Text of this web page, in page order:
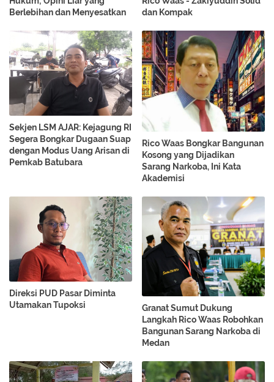
Berlebihan dan Menyesatkan
dan Kompak
Sekjen LSM AJAR: Kejagung RI
Segera Bongkar Dugaan Suap
dengan Modus Uang Arisan di
Pemkab Batubara
Rico Waas Bongkar Bangunan
Kosong yang Dijadikan
Sarang Narkoba, Ini Kata
Akademisi
Direksi PUD Pasar Diminta
Utamakan Tupoksi
Granat Sumut Dukung
Langkah Rico Waas Robohkan
Bangunan Sarang Narkoba di
Medan